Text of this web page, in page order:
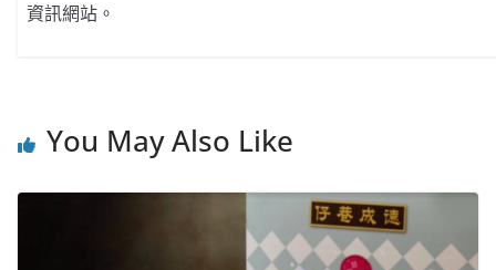
資訊網站。
You May Also Like